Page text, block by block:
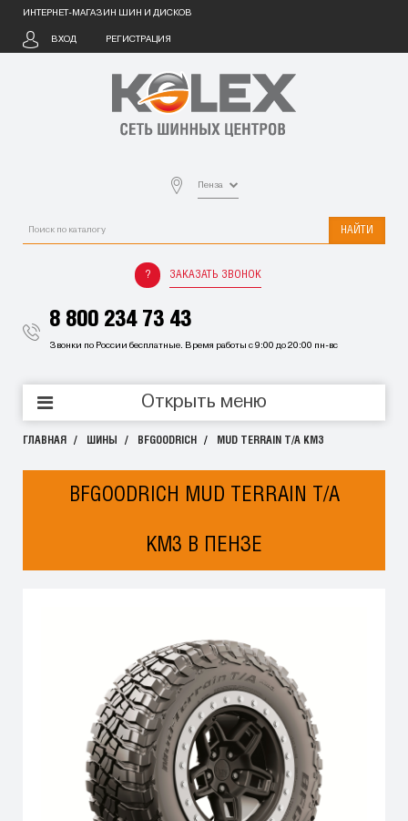
ИНТЕРНЕТ-МАГАЗИН ШИН И ДИСКОВ
ВХОД РЕГИСТРАЦИЯ
Пенза
НАЙТИ
ЗАКАЗАТЬ ЗВОНОК
8 800 234 73 43
Звонки по России бесплатные. Время работы с 9:00 до 20:00 пн-вс
Открыть меню
ГЛАВНАЯ ШИНЫ BFGOODRICH MUD TERRAIN T/A KM3
BFGOODRICH MUD TERRAIN T/A
KM3 В ПЕНЗЕ